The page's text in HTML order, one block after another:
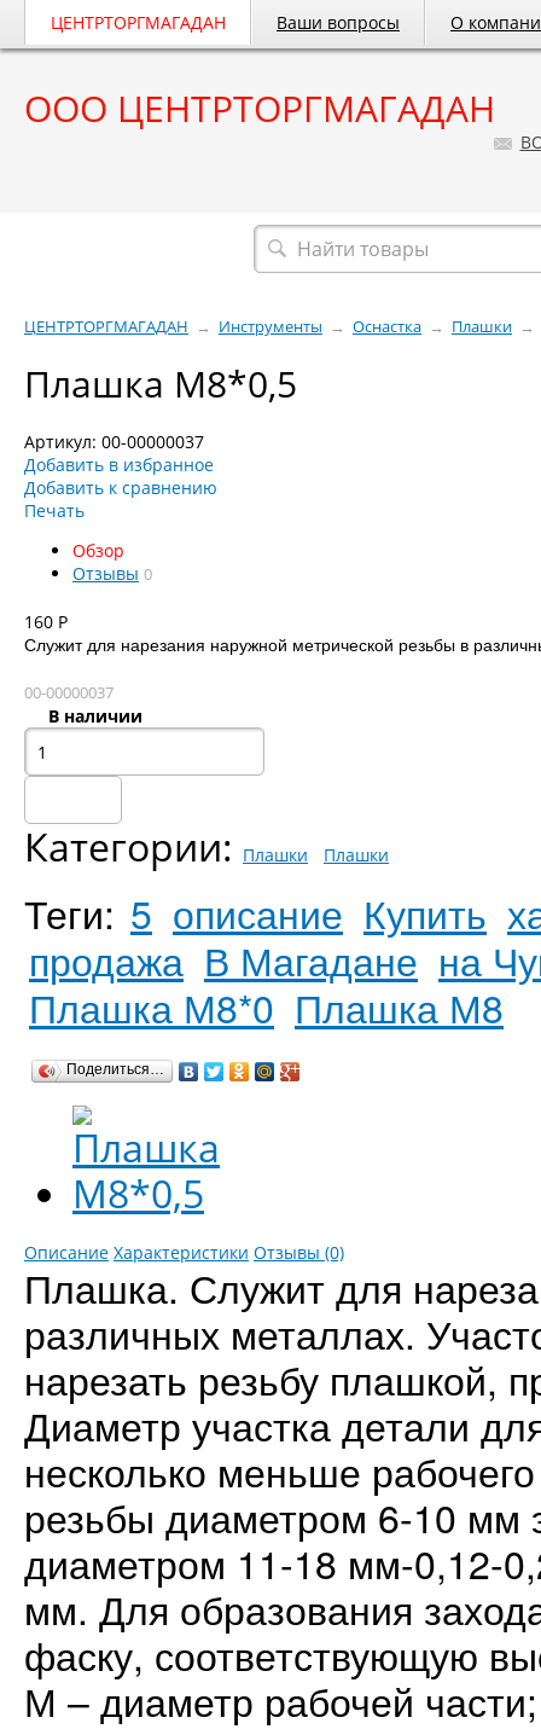
ЦЕНТРТОРГМАГАДАН Ваши вопросы О
ООО ЦЕНТРТОРГМАГАДАН
ЦЕНТРТОРГМАГАДАН → Инструменты → Оснастка → Плашки →
Плашка М8*0,5
Артикул: 00-00000037
Добавить в избранное
Добавить к сравнению
Печать
Обзор
Отзывы 0
160 Р
Служит для нарезания наружной метрической резьбы в
00-00000037
В наличии
Категории: Плашки Плашки
Теги: 5 описание Купить
продажа В Магадане на
Плашка М8*0 Плашка М8
Поделиться…
Описание Характеристики Отзывы (0)
Плашка. Служит для
различных металлах.
нарезать резьбу плашкой,
Диаметр участка детали
несколько меньше
резьбы диаметром 6-10 мм
диаметром 11-18 мм-0,12-
мм. Для образования
фаску, соответствующую
М – диаметр рабочей